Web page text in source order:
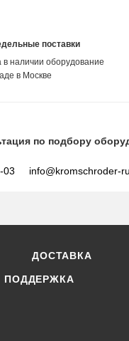
поставки
в наличии оборудование
в Москве
по подбору
03 info@kromschroder-
ДОСТАВКА
ПОДДЕРЖКА